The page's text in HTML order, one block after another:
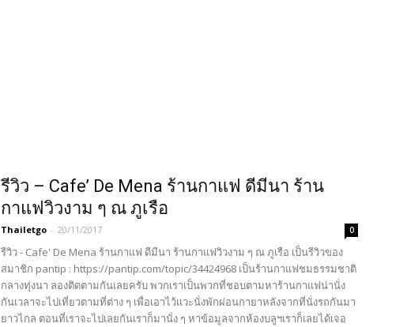
รีวิว – Cafe’ De Mena ร้านกาแฟ ดีมีนา ร้าน
กาแฟวิวงาม ๆ ณ ภูเรือ
Thailetgo - 20/11/2017 0
รีวิว - Cafe' De Mena ร้านกาแฟ ดีมีนา ร้านกาแฟวิวงาม ๆ ณ ภูเรือ เป็นรีวิวของ
สมาชิก pantip : https://pantip.com/topic/34424968 เป็นร้านกาแฟชมธรรมชาติ
กลางทุ่งนา ลองติดตามกันเลยครับ พวกเราเป็นพวกที่ชอบตามหาร้านกาแฟน่านั่ง
กันเวลาจะไปเที่ยวตามที่ต่าง ๆ เพื่อเอาไว้แวะนั่งพักผ่อนกายาหลังจากที่นั่งรถกันมา
ยาวไกล ตอนที่เราจะไปเลยกันเราก็มานั่ง ๆ หาข้อมูลจากห้องบลูฯเราก็เลยได้เจอ